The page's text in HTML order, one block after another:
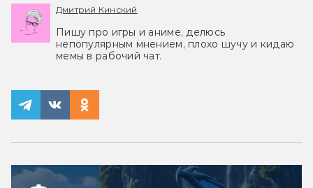
Дмитрий Кинский
Пишу про игры и аниме, делюсь
непопулярным мнением, плохо шучу и кидаю
мемы в рабочий чат.